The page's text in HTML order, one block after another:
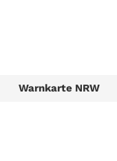
Warnkarte NRW